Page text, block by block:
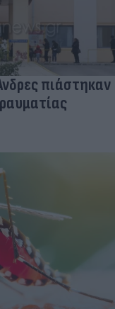
πιάστηκαν